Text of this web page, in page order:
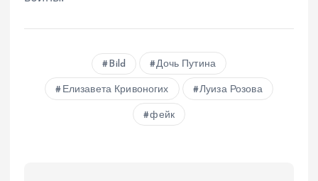
Bild Дочь Путина
Елизавета Кривоногих Луиза Розова
фейк